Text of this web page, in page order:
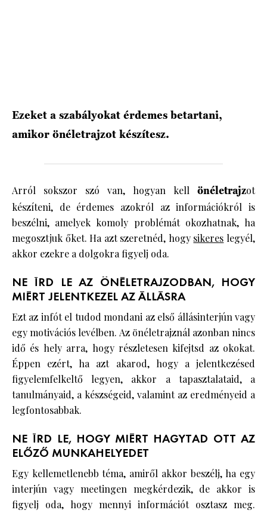
Ezeket a szabályokat érdemes betartani,
amikor önéletrajzot készítesz.
Arról sokszor szó van, hogyan kell önéletrajzot
készíteni, de érdemes azokról az információkról is
beszélni, amelyek komoly problémát okozhatnak, ha
megosztjuk őket. Ha azt szeretnéd, hogy sikeres legyél,
akkor ezekre a dolgokra figyelj oda.
NE ÍRD LE AZ ÖNÉLETRAJZODBAN, HOGY
MIÉRT JELENTKEZEL AZ ÁLLÁSRA
Ezt az infót el tudod mondani az első állásinterjún vagy
egy motivációs levélben. Az önéletrajznál azonban nincs
idő és hely arra, hogy részletesen kifejtsd az okokat.
Éppen ezért, ha azt akarod, hogy a jelentkezésed
figyelemfelkeltő legyen, akkor a tapasztalataid, a
tanulmányaid, a készségeid, valamint az eredményeid a
legfontosabbak.
NE ÍRD LE, HOGY MIÉRT HAGYTAD OTT AZ
ELŐZŐ MUNKAHELYEDET
Egy kellemetlenebb téma, amiről akkor beszélj, ha egy
interjún vagy meetingen megkérdezik, de akkor is
figyelj oda, hogy mennyi információt osztasz meg.